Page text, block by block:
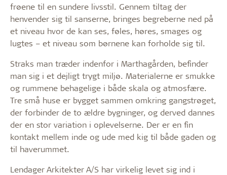
frøene til en sundere livsstil. Gennem tiltag der
henvender sig til sanserne, bringes begreberne ned på
et niveau hvor de kan ses, føles, høres, smages og
lugtes – et niveau som børnene kan forholde sig til.
Straks man træder indenfor i Marthagården, befinder
man sig i et dejligt trygt miljø. Materialerne er smukke
og rummene behagelige i både skala og atmosfære.
Tre små huse er bygget sammen omkring gangstrøget,
der forbinder de to ældre bygninger, og derved dannes
der en stor variation i oplevelserne. Der er en fin
kontakt mellem inde og ude med kig til både gaden og
til haverummet.
Lendager Arkitekter A/S har virkelig levet sig ind i